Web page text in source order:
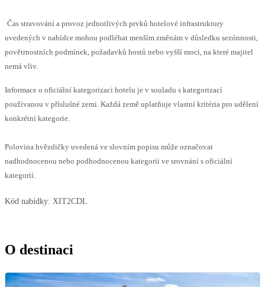
Čas stravování a provoz jednotlivých prvků hotelové infrastruktury
uvedených v nabídce mohou podléhat menším změnám v důsledku sezónnosti,
povětrnostních podmínek, požadavků hostů nebo vyšší moci, na které majitel
nemá vliv.
Informace o oficiální kategorizaci hotelu je v souladu s kategorizací
používanou v příslušné zemi. Každá země uplatňuje vlastní kritéria pro udělení
konkrétní kategorie.
Polovina hvězdičky uvedená ve slovním popisu může označovat
nadhodnocenou nebo podhodnocenou kategorii ve srovnání s oficiální
kategorií.
Kód nabídky: XIT2CDL
O destinaci